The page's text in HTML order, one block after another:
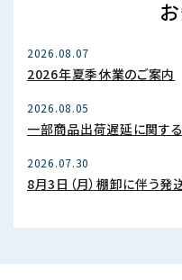
2026.08.07
2026年夏季休業のご案内
2026.08.05
一部商品出荷遅延に関す
2026.07.30
8月3日（月）棚卸に伴う